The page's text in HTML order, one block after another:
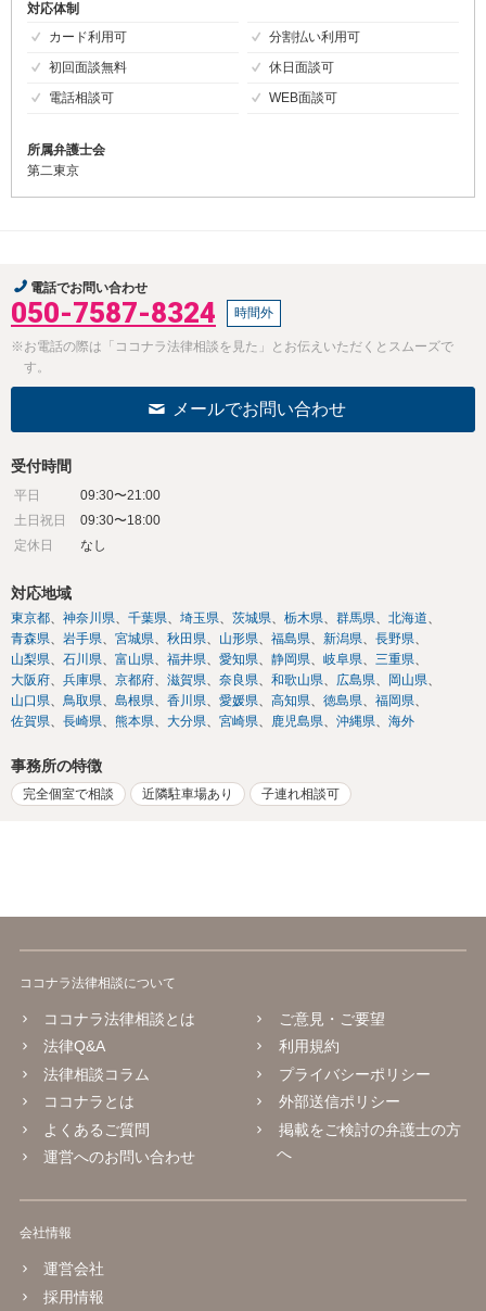
対応体制
カード利用可
分割払い利用可
初回面談無料
休日面談可
電話相談可
WEB面談可
所属弁護士会
第二東京
電話でお問い合わせ
050-7587-8324 時間外
※お電話の際は「ココナラ法律相談を見た」とお伝えいただくとスムーズで
す。
メールでお問い合わせ
受付時間
平日
09:30〜21:00
土日祝日
09:30〜18:00
定休日
なし
対応地域
東京都 神奈川県 千葉県 埼玉県 茨城県 栃木県 群馬県
北海道
青森県
岩手県 宮城県 秋田県 山形県 福島県 新潟県
長野県
山梨県
石川県 富山県 福井県 愛知県 静岡県 岐阜県
三重県
大阪府
兵庫県 京都府 滋賀県 奈良県 和歌山県 広島県
岡山県
山口県
鳥取県 島根県 香川県 愛媛県 高知県 徳島県
福岡県
佐賀県
長崎県 熊本県 大分県 宮崎県 鹿児島県 沖縄県 海外
事務所の特徴
完全個室で相談 近隣駐車場あり 子連れ相談可
ココナラ法律相談について
ココナラ法律相談とは
法律Q&A
法律相談コラム
ココナラとは
よくあるご質問
運営へのお問い合わせ
ご意見・ご要望
利用規約
プライバシーポリシー
外部送信ポリシー
掲載をご検討の弁護士の方
へ
会社情報
運営会社
採用情報